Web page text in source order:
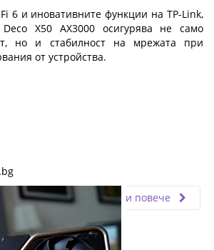
6 и иновативните функции на TP-Link,
X50 AX3000 осигурява не само
но и стабилност на мрежата при
от устройства.
Прочети повече